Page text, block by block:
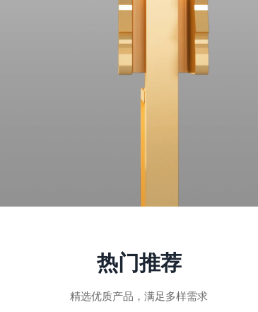
热门推荐
精选优质产品，满足多样需求